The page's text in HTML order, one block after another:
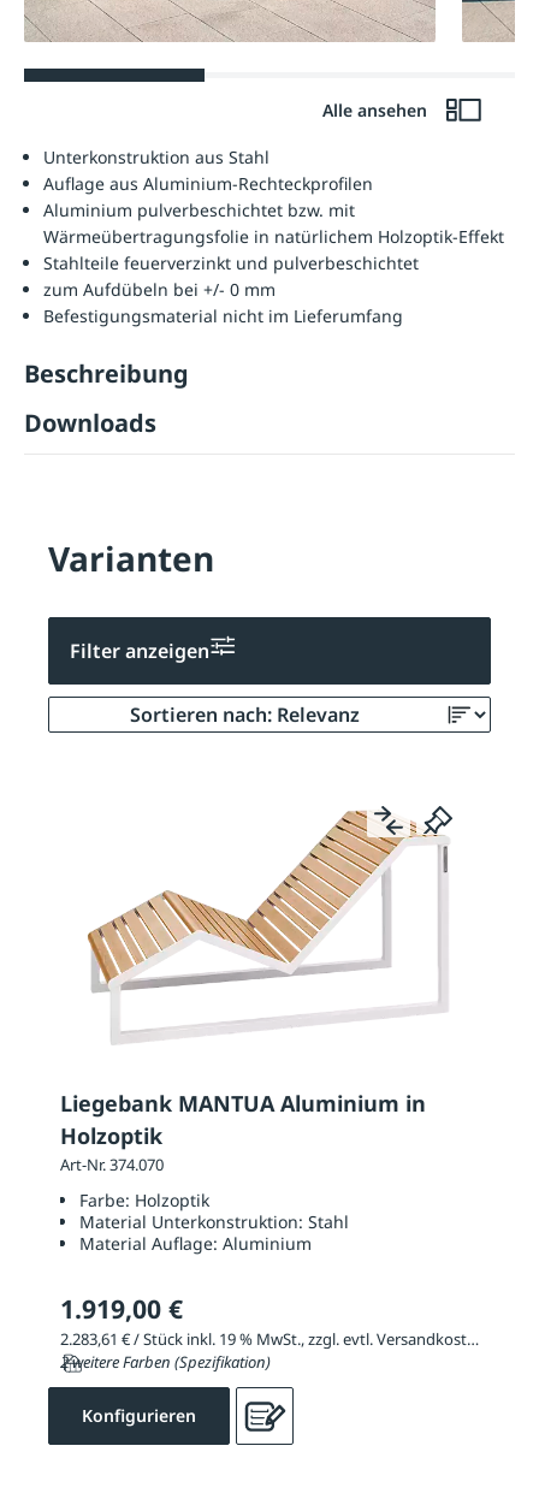
Alle ansehen
Unterkonstruktion aus Stahl
Auflage aus Aluminium-Rechteckprofilen
Aluminium pulverbeschichtet bzw. mit
Wärmeübertragungsfolie in natürlichem Holzoptik-Effekt
Stahlteile feuerverzinkt und pulverbeschichtet
zum Aufdübeln bei +/- 0 mm
Befestigungsmaterial nicht im Lieferumfang
Beschreibung
Downloads
Varianten
Filter anzeigen
Liegebank MANTUA Aluminium in
Holzoptik
Art-Nr. 374.070
Farbe: Holzoptik
Material Unterkonstruktion: Stahl
Material Auflage: Aluminium
1.919,00 €
2.283,61 € / Stück inkl. 19 % MwSt., zzgl. evtl. Versandkosten
2 weitere Farben (Spezifikation)
Konfigurieren